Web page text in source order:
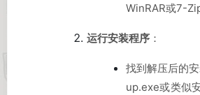
WinRAR或7-
运行安装程序 ：
找到解压后的
up.exe或类似